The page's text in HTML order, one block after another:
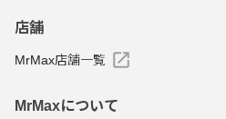
店舗
MrMax店舗一覧
MrMaxについて